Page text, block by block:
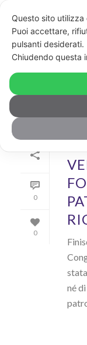
Archivi Tag per:
0
0
né
Questo sito
Puoi accettare,
pulsanti desiderati.
Chiudendo questa